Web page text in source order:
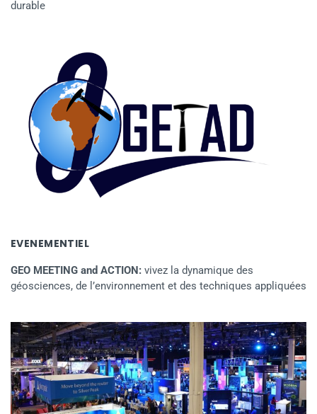
durable
EVENEMENTIEL
GEO MEETING and ACTION: vivez la dynamique des
géosciences, de l’environnement et des techniques appliquées